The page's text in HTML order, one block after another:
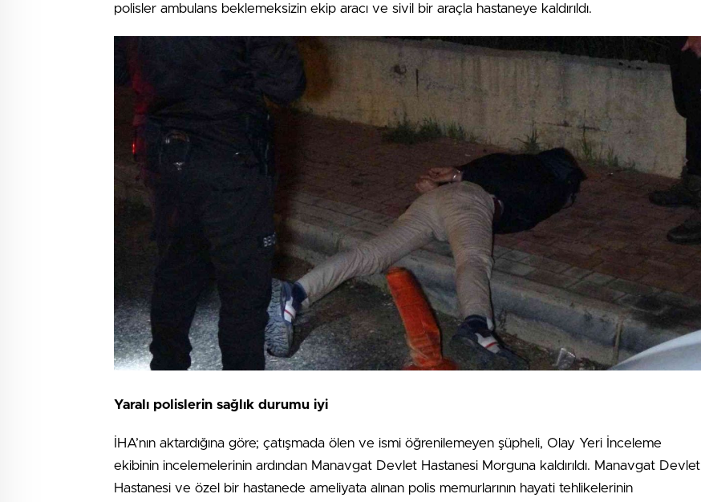
polisler ambulans beklemeksizin ekip aracı ve sivil bir araçla hastaneye kaldırıldı.
Yaralı polislerin sağlık durumu iyi
İHA’nın aktardığına göre; çatışmada ölen ve ismi öğrenilemeyen şüpheli, Olay Yeri İnceleme
ekibinin incelemelerinin ardından Manavgat Devlet Hastanesi Morguna kaldırıldı. Manavgat Devlet
Hastanesi ve özel bir hastanede ameliyata alınan polis memurlarının hayati tehlikelerinin